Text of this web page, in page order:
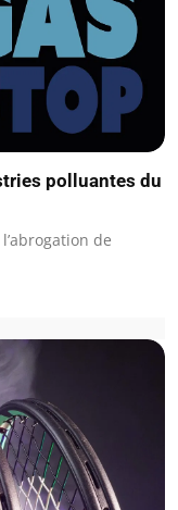
polluantes du
de